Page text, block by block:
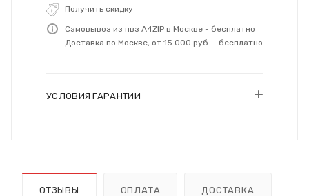
Получить скидку
Самовывоз из пвз A4ZIP в Москве - бесплатно
Доставка по Москве, от 15 000 руб. - бесплатно
УСЛОВИЯ ГАРАНТИИ
ОТЗЫВЫ ОПЛАТА ДОСТАВКА